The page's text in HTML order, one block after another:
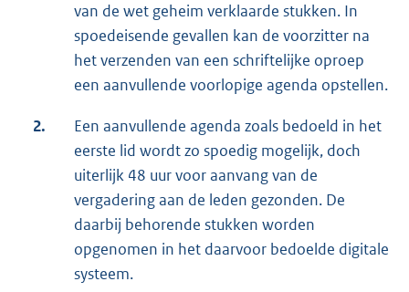
van de wet geheim verklaarde stukken. In
spoedeisende gevallen kan de voorzitter na
het verzenden van een schriftelijke oproep
een aanvullende voorlopige agenda opstellen.
2.
Een aanvullende agenda zoals bedoeld in het
eerste lid wordt zo spoedig mogelijk, doch
uiterlijk 48 uur voor aanvang van de
vergadering aan de leden gezonden. De
daarbij behorende stukken worden
opgenomen in het daarvoor bedoelde digitale
systeem.